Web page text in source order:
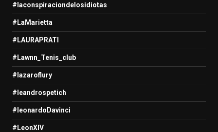
#laconspiraciondelosidiotas
#LaMarietta
#LAURAPRATI
#Lawnn_Tenis_club
#lazaroflury
#leandrospetich
#leonardoDavinci
#LeonXIV